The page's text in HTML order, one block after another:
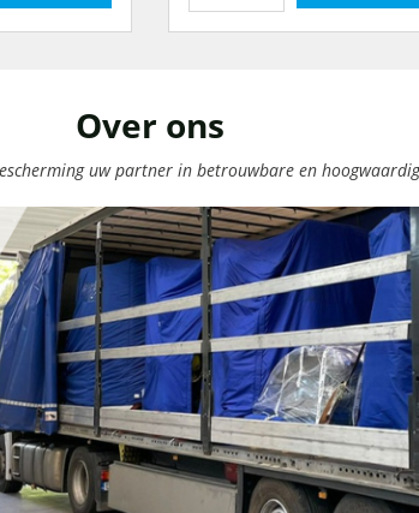
Over ons
uw partner in betrouwbare en